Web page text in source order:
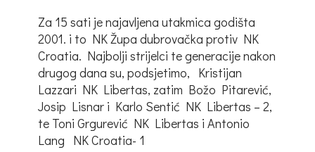
Za 15 sati je najavljena utakmica godišta
2001. i to NK Župa dubrovačka protiv NK
Croatia. Najbolji strijelci te generacije nakon
drugog dana su, podsjetimo, Kristijan
Lazzari NK Libertas, zatim Božo Pitarević,
Josip Lisnar i Karlo Sentić NK Libertas – 2,
te Toni Grgurević NK Libertas i Antonio
Lang NK Croatia- 1